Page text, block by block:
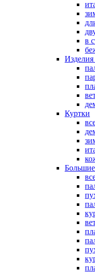
в
Куртки